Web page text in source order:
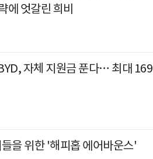
에 엇갈린 희비
자체 지원금 푼다… 최대 169
을 위한 '해피홉 에어바운스'